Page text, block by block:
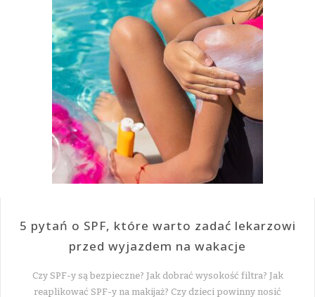
5 pytań o SPF, które warto zadać lekarzowi
przed wyjazdem na wakacje
Czy SPF-y są bezpieczne? Jak dobrać wysokość filtra? Jak
reaplikować SPF-y na makijaż? Czy dzieci powinny nosić